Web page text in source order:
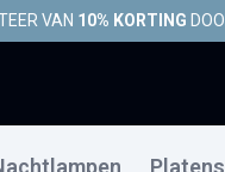
VAN 10% KORTING